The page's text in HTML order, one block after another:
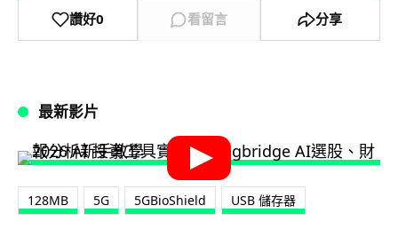
讚好0 看留言 分享
最新影片
128MB 5G 5GBioShield USB 儲存器